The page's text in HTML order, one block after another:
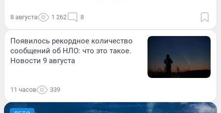
8 августа 1 262 8
Появилось рекордное количество
сообщений об НЛО: что это такое.
Новости 9 августа
11 часов 339